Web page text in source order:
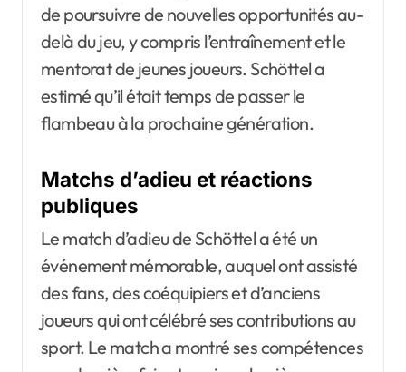
de poursuivre de nouvelles opportunités au-
delà du jeu, y compris l’entraînement et le
mentorat de jeunes joueurs. Schöttel a
estimé qu’il était temps de passer le
flambeau à la prochaine génération.
Matchs d’adieu et réactions
publiques
Le match d’adieu de Schöttel a été un
événement mémorable, auquel ont assisté
des fans, des coéquipiers et d’anciens
joueurs qui ont célébré ses contributions au
sport. Le match a montré ses compétences